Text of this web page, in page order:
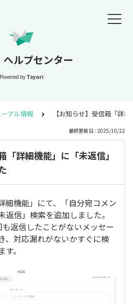
ルプセンター
Powered by Tayori
アル情報 【お知らせ】受信箱「詳
最終更新日 : 2025/10/22
「詳細機能」に「未返信」
細機能」にて、「自分宛コメン
返信」検索を追加しました。
も返信したことがないメッセー
、対応漏れがないかすぐに検
。